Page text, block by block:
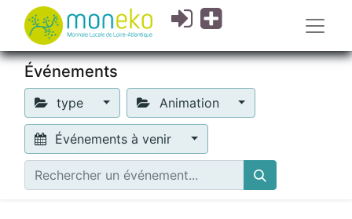
Événements
type Animation
Événements à venir